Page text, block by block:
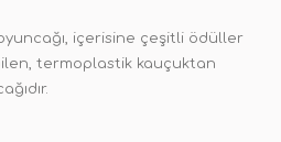
içerisine çeşitli ödüller
termoplastik kauçuktan